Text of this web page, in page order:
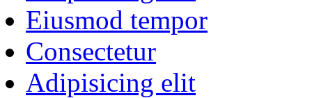
Eiusmod tempor
Consectetur
Adipisicing elit